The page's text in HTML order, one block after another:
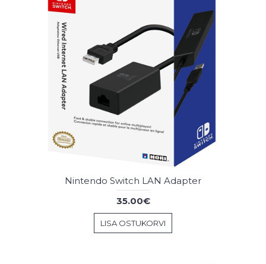
Nintendo Switch LAN Adapter
35.00€
LISA OSTUKORVI